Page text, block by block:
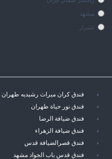
مشهد
شيراز
فندق كران ميراث رشيديه طهران
فندق نور حياة طهران
فندق ضيافة الرضا
فندق ضيافة الزهراء
فندق قصرالضيافة قدس
فندق قدس باب الجواد مشهد